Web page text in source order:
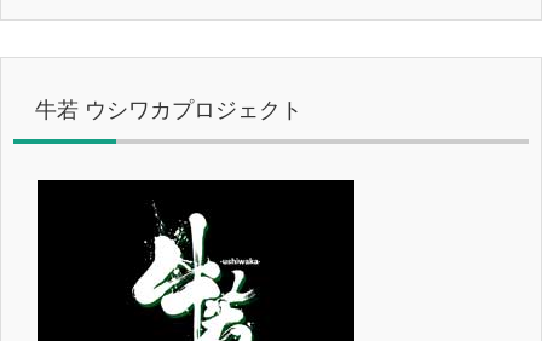
牛若 ウシワカプロジェクト